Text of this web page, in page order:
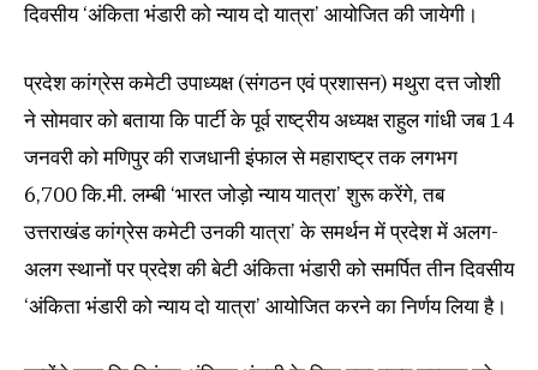
दिवसीय ‘अंकिता भंडारी को न्याय दो यात्रा’ आयोजित की जायेगी।
प्रदेश कांग्रेस कमेटी उपाध्यक्ष (संगठन एवं प्रशासन) मथुरा दत्त जोशी
ने सोमवार को बताया कि पार्टी के पूर्व राष्ट्रीय अध्यक्ष राहुल गांधी जब 14
जनवरी को मणिपुर की राजधानी इंफाल से महाराष्ट्र तक लगभग
6,700 कि.मी. लम्बी ‘भारत जोड़ो न्याय यात्रा’ शुरू करेंगे, तब
उत्तराखंड कांग्रेस कमेटी उनकी यात्रा’ के समर्थन में प्रदेश में अलग-
अलग स्थानों पर प्रदेश की बेटी अंकिता भंडारी को समर्पित तीन दिवसीय
‘अंकिता भंडारी को न्याय दो यात्रा’ आयोजित करने का निर्णय लिया है।